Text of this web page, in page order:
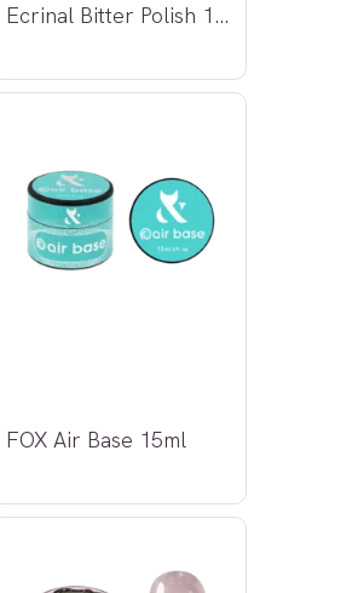
Ecrinal Bitter Polish 10ml
FOX Air Base 15ml